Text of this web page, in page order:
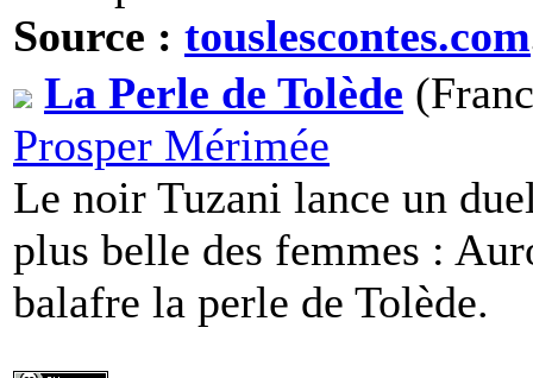
Source : touslescontes.com
La Perle de Tolède
Prosper Mérimée
Le noir Tuzani lance un
plus belle des femmes :
balafre la perle de Tolède.